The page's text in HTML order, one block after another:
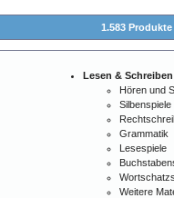
1.583
Lesen & Schreiben
Hören und
Silbenspiele
Grammatik
Lesespiele
Weitere